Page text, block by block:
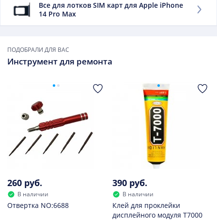
Все для лотков SIM карт для Apple iPhone
14 Pro Max
ПОДОБРАЛИ ДЛЯ ВАС
Инструмент для ремонта
260 руб.
В наличии
Отвертка NO:6688
390 руб.
В наличии
Клей для проклейки
дисплейного модуля T7000